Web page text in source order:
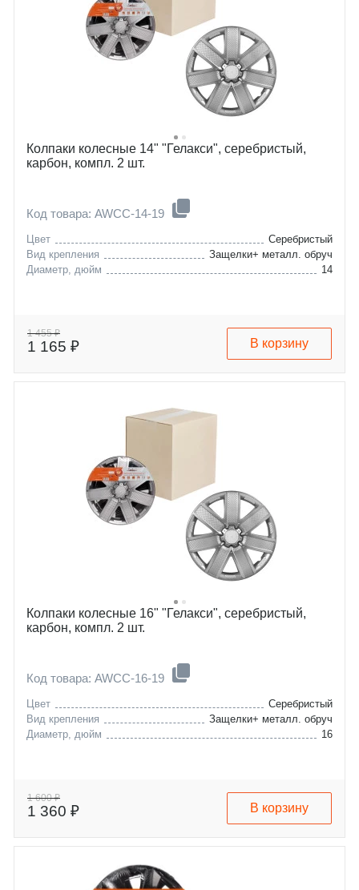
Колпаки колесные 14" "Гелакси", серебристый,
карбон, компл. 2 шт.
Код товара: AWCC-14-19
Цвет
Серебристый
Вид крепления
Защелки+ металл. обруч
Диаметр, дюйм
14
1 455 ₽
1 165 ₽ В корзину
Колпаки колесные 16" "Гелакси", серебристый,
карбон, компл. 2 шт.
Код товара: AWCC-16-19
Цвет
Серебристый
Вид крепления
Защелки+ металл. обруч
Диаметр, дюйм
16
1 600 ₽
1 360 ₽ В корзину